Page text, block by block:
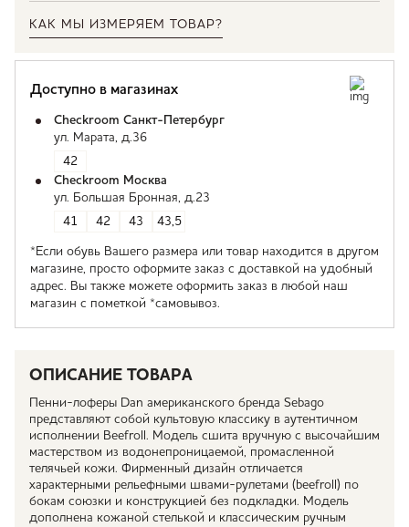
КАК МЫ ИЗМЕРЯЕМ ТОВАР?
Доступно в магазинах
Checkroom Санкт-Петербург
ул. Марата, д.36
42
Checkroom Москва
ул. Большая Бронная, д.23
41
42 43 43,5
*Если обувь Вашего размера или товар находится в другом
магазине, просто оформите заказ с доставкой на удобный
адрес. Вы также можете оформить заказ в любой наш
магазин с пометкой *самовывоз.
ОПИСАНИЕ ТОВАРА
Пенни-лоферы Dan американского бренда Sebago
представляют собой культовую классику в аутентичном
исполнении Beefroll. Модель сшита вручную с высочайшим
мастерством из водонепроницаемой, промасленной
телячьей кожи. Фирменный дизайн отличается
характерными рельефными швами-рулетами (beefroll) по
бокам союзки и конструкцией без подкладки. Модель
дополнена кожаной стелькой и классическим ручным